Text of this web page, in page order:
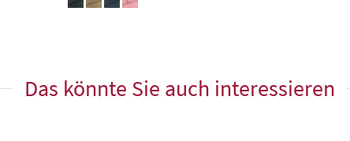
Das könnte Sie auch interessieren